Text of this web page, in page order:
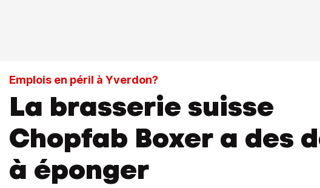
Emplois en péril à Yverdon?
La brasserie suisse
Chopfab Boxer a des
à éponger